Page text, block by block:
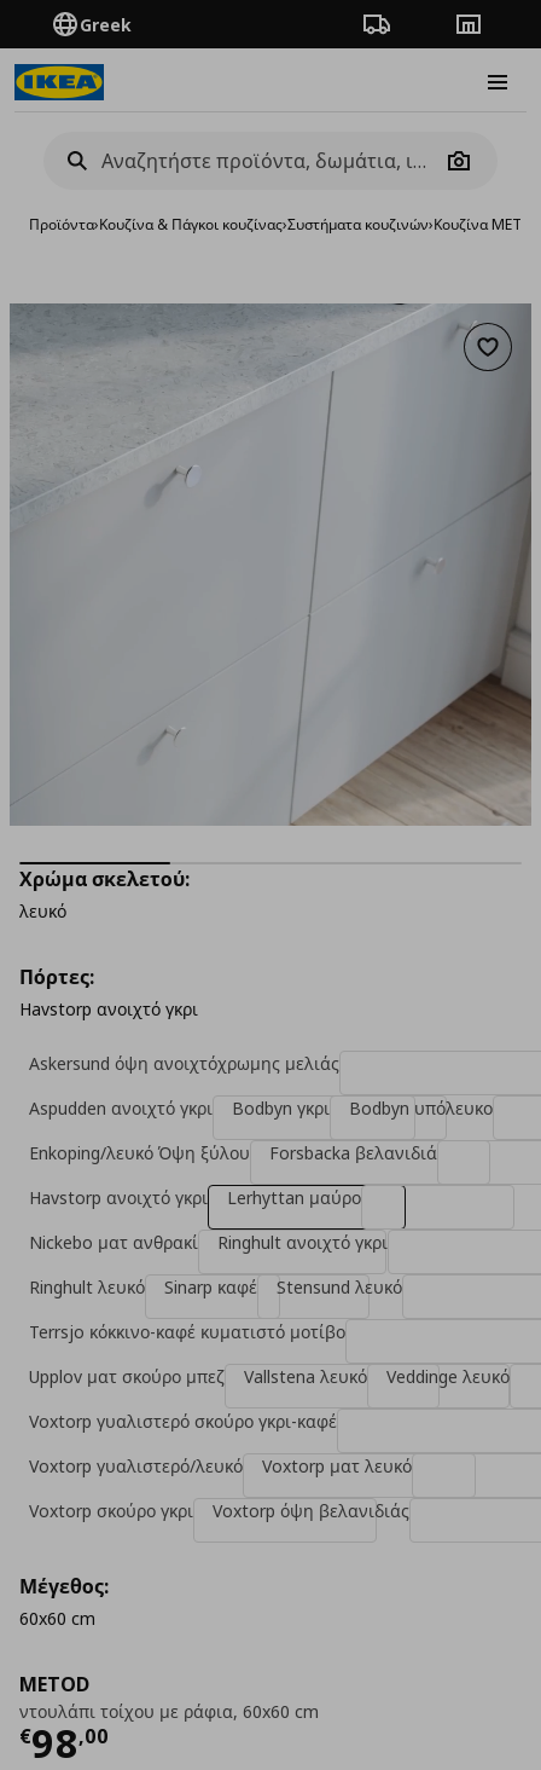
Greek Πορεία παραγγελίας
Camera
Προϊόντα›Κουζίνα & Πάγκοι κουζίνας›Συστήματα κουζινών›Κουζίνα
METOD
ντουλάπι τοίχου με ράφια, 60x60 cm
€98,00
Τρέχουσα τιμή
Χρώμα σκελετού:
λευκό
Πόρτες:
Havstorp ανοιχτό γκρι
Askersund όψη ανοιχτόχρωμης μελιάς
Aspudden ανοιχτό γκρι
Bodbyn γκρι
Bodbyn υπόλευκο
Enkoping/λευκό Όψη ξύλου
Forsbacka βελανιδιά
Havstorp ανοιχτό γκρι
Lerhyttan μαύρο
Nickebo ματ ανθρακί
Ringhult ανοιχτό γκρι
Ringhult λευκό
Sinarp καφέ
Stensund λευκό
Terrsjo κόκκινο-καφέ κυματιστό μοτίβο
Upplov ματ σκούρο μπεζ
Vallstena λευκό
Veddinge λευκό
Voxtorp γυαλιστερό σκούρο γκρι-καφέ
Voxtorp γυαλιστερό/λευκό
Voxtorp ματ λευκό
Voxtorp σκούρο γκρι
Voxtorp όψη βελανιδιάς
Μέγεθος:
60x60 cm